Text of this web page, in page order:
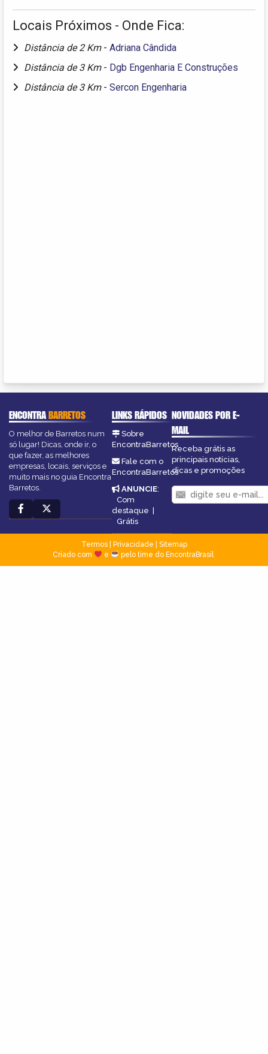
Locais Próximos - Onde Fica:
Distância de 2 Km - Adriana Cândida
Distância de 3 Km - Dgb Engenharia E Construções
Distância de 3 Km - Sercon Engenharia
ENCONTRABARRETOS
O melhor de Barretos num
só lugar! Dicas, onde ir, o
que fazer, as melhores
empresas, locais, serviços e
muito mais no guia Encontra
Barretos.
LINKS RÁPIDOS
Sobre
EncontraBarretos
Fale com o
EncontraBarretos
ANUNCIE:
Com
destaque |
Grátis
NOVIDADES POR E-
MAIL
Receba grátis as
principais notícias,
dicas e promoções
Termos| Privacidade
Sitemap
Criado com
e pelo time do EncontraBrasil